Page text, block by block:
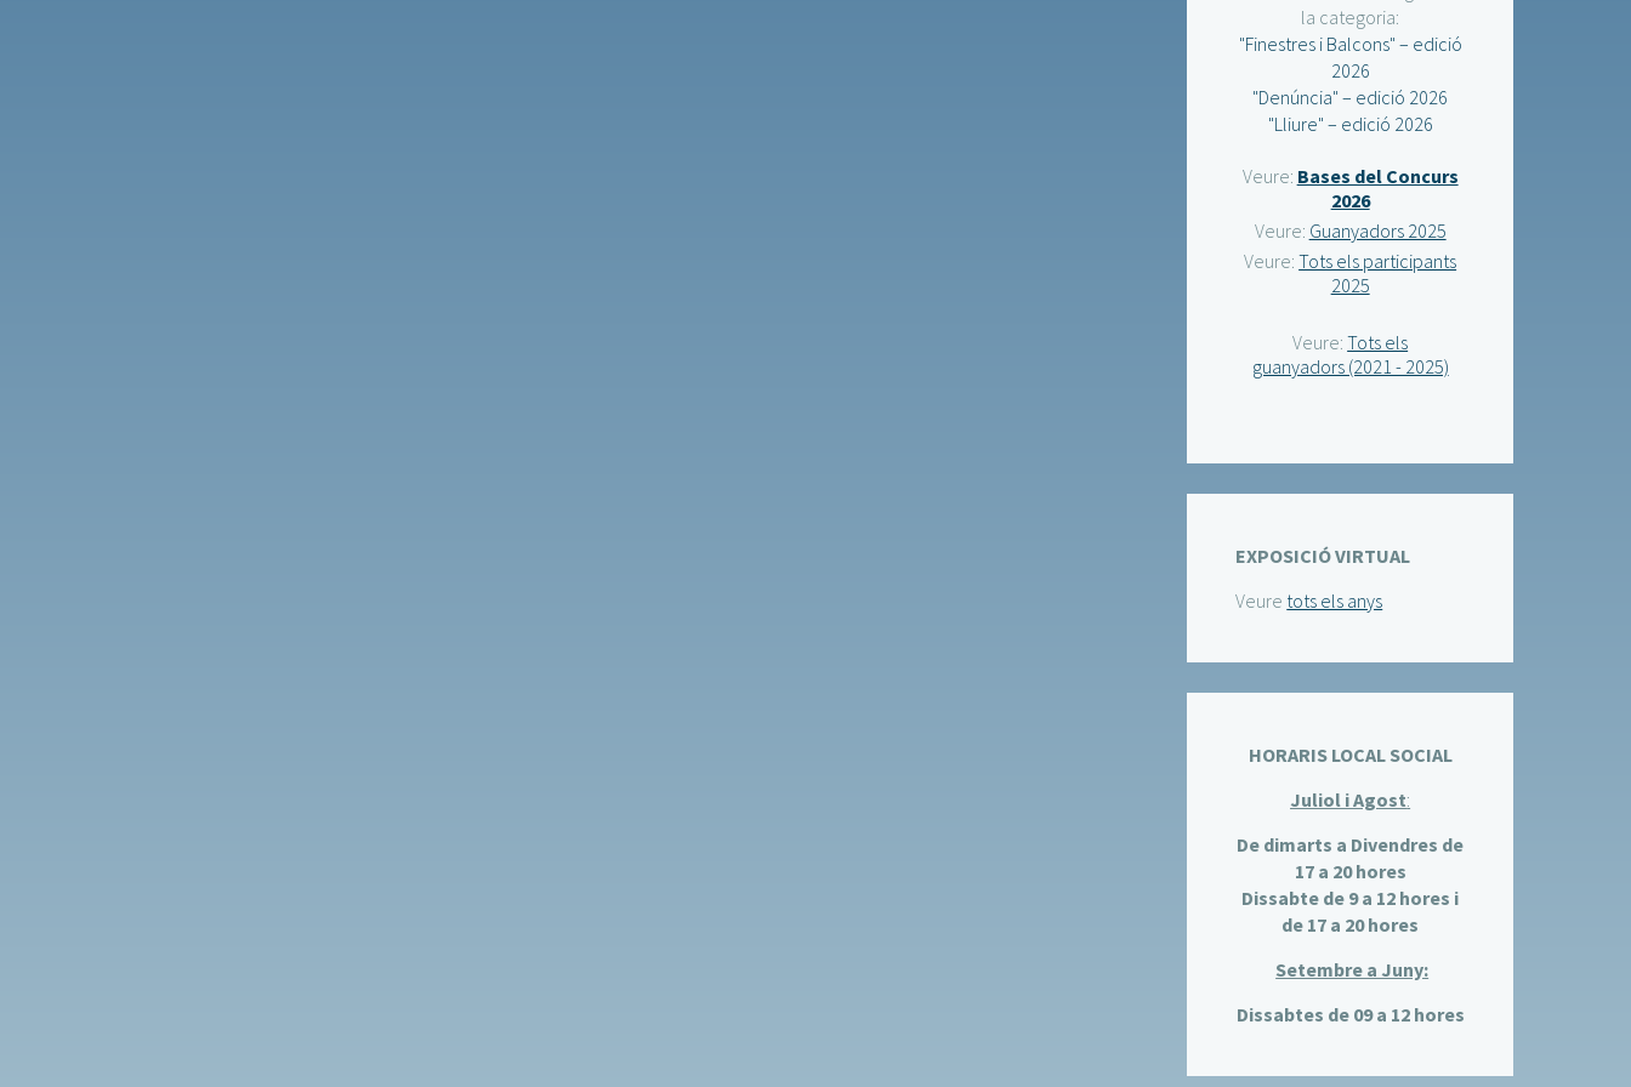
la categoria:
"Finestres i Balcons" – edició
2026
"Denúncia" – edició 2026
"Lliure" – edició 2026
Veure: Bases del Concurs
2026
Veure: Guanyadors 2025
Veure:Tots els participants
2025
Veure:Tots els
guanyadors (2021 - 2025)
EXPOSICIÓ VIRTUAL
Veure tots els anys
HORARIS LOCAL SOCIAL
Juliol i Agost:
De dimarts a Divendres de
17 a 20 hores
Dissabte de 9 a 12 hores i
de 17 a 20 hores
Setembre a Juny:
Dissabtes de 09 a 12 hores